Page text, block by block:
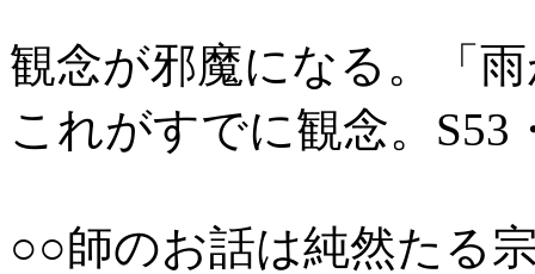
観念が邪魔になる。「
これがすでに観念。S53
○○師のお話は純然たる